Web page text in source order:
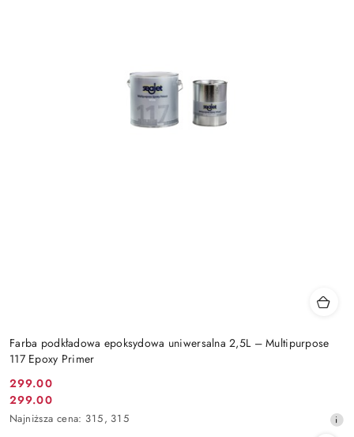
Farba podkładowa epoksydowa uniwersalna 2,5L – Multipurpose
117 Epoxy Primer
Cena
promocyjna:
299.00
Cena
promocyjna:
299.00
Najniższa
Najniższa cena: 315, 315